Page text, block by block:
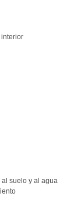
suelo y al agua